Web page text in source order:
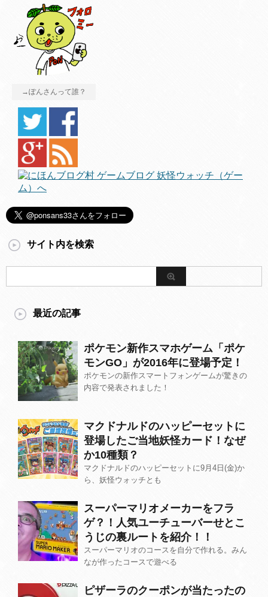
→ぽんさんって誰？
サイト内を検索
最近の記事
ポケモン新作スマホゲーム「ポケ
モンGO」が2016年に登場予定！
ポケモンの新作スマートフォンゲームが驚きの
内容で発表されました！
マクドナルドのハッピーセットに
登場したご当地妖怪カード！なぜ
か10種類？
マクドナルドのハッピーセットに9月4日(金)か
ら、妖怪ウォッチとも
スーパーマリオメーカーをフラ
ゲ？！人気ユーチューバーせとこ
うじの裏ルートを紹介！！
スーパーマリオのコースを自分で作れる。みん
なが作ったコースで遊べる
ピザーラのクーポンが当たったの